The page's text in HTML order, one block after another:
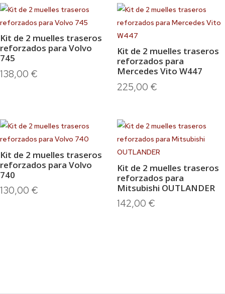
Kit de 2 muelles traseros
reforzados para Volvo
745
138,00 €
Kit de 2 muelles traseros
reforzados para
Mercedes Vito W447
225,00 €
Kit de 2 muelles traseros
reforzados para Volvo
740
130,00 €
Kit de 2 muelles traseros
reforzados para
Mitsubishi OUTLANDER
142,00 €